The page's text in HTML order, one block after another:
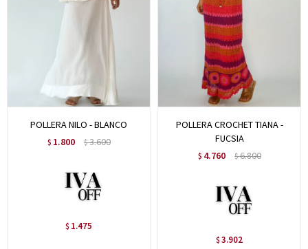
POLLERA NILO - BLANCO
$ 1.800 $3.600
$ 1.475
POLLERA CROCHET TIANA -
FUCSIA
$ 4.760 $6.800
$ 3.902